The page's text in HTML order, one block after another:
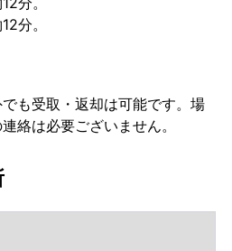
分。
も受取・返却は可能です。場
絡は必要ございません。